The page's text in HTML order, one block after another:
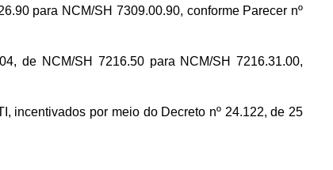
para NCM/SH 7309.00.90, conforme Parecer nº
de NCM/SH 7216.50 para NCM/SH 7216.31.00,
incentivados por meio do Decreto nº 24.122, de 25